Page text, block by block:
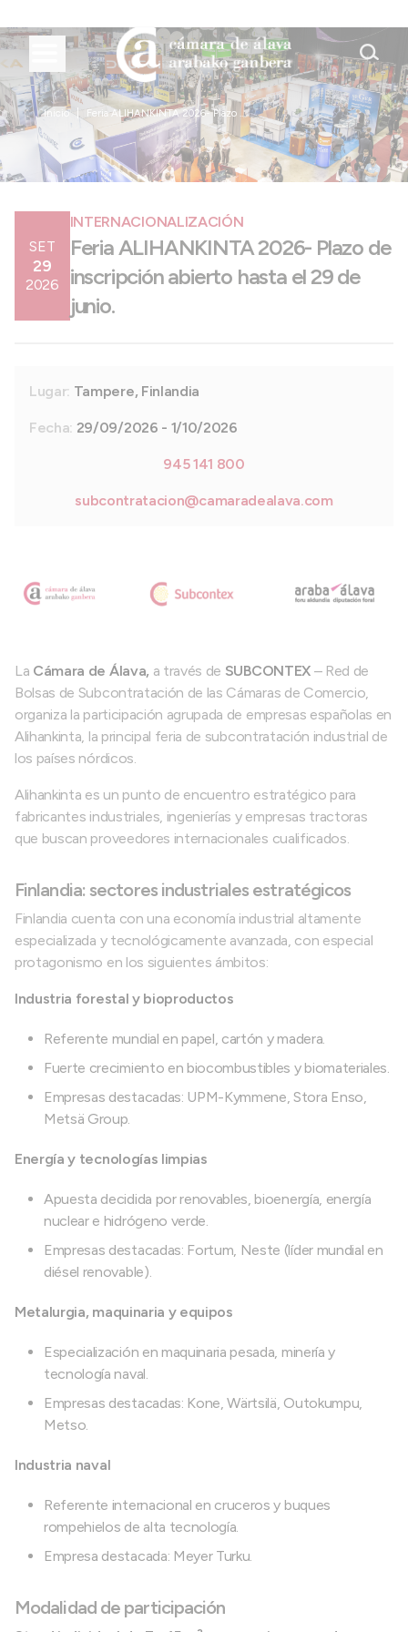
Inicio Feria ALIHANKINTA 2026- Plazo ...
SET
29
2026
INTERNACIONALIZACIÓN
Feria ALIHANKINTA 2026- Plazo de
inscripción abierto hasta el 29 de
junio.
Lugar: Tampere, Finlandia
Fecha: 29/09/2026 - 1/10/2026
945 141 800
subcontratacion@camaradealava.com
La Cámara de Álava, a través de SUBCONTEX– Red de
Bolsas de Subcontratación de las Cámaras de Comercio,
organiza la participación agrupada de empresas españolas en
Alihankinta, la principal feria de subcontratación industrial de
los países nórdicos.
Alihankinta es un punto de encuentro estratégico para
fabricantes industriales, ingenierías y empresas tractoras
que buscan proveedores internacionales cualificados.
Finlandia: sectores industriales estratégicos
Finlandia cuenta con una economía industrial altamente
especializada y tecnológicamente avanzada, con especial
protagonismo en los siguientes ámbitos:
Industria forestal y bioproductos
Referente mundial en papel, cartón y madera.
Fuerte crecimiento en biocombustibles y biomateriales.
Empresas destacadas: UPM-Kymmene, Stora Enso,
Metsä Group.
Energía y tecnologías limpias
Apuesta decidida por renovables, bioenergía, energía
nuclear e hidrógeno verde.
Empresas destacadas: Fortum, Neste (líder mundial en
diésel renovable).
Metalurgia, maquinaria y equipos
Especialización en maquinaria pesada, minería y
tecnología naval.
Empresas destacadas: Kone, Wärtsilä, Outokumpu,
Metso.
Industria naval
Referente internacional en cruceros y buques
rompehielos de alta tecnología.
Empresa destacada: Meyer Turku.
Modalidad de participación